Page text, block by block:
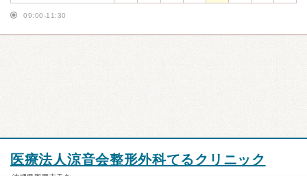
09:00-11:30
医療法人涼音会整形外科てるクリニック